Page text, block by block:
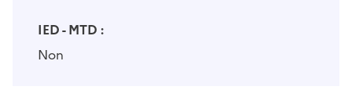
IED - MTD :
Non